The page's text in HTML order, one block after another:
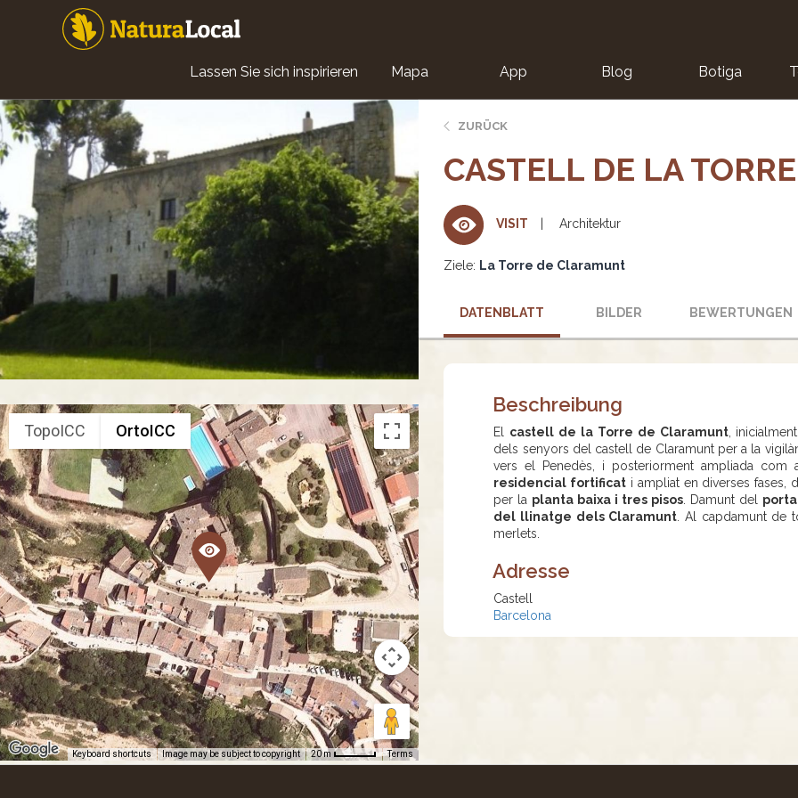
Main
navigation
Lassen Sie sich inspirieren Mapa App Blog Botiga
TopoICC OrtoICC
Keyboard shortcuts Image may be subject to copyright 20 m Terms
ZURÜCK
CASTELL DE LA
VISIT Architektur
Ziele: La Torre de Claramunt
DATENBLATT BILDER BEWERTUNGEN
Beschreibung
El castell de la Torre de Claramunt,
dels senyors del castell de Claramunt per a la
vers el Penedès, i posteriorment ampliada com
residencial fortificat i ampliat en diverses fases,
per la planta baixa i tres pisos . Damunt del
del llinatge dels Claramunt . Al capdamunt de
merlets.
Adresse
Castell
Barcelona